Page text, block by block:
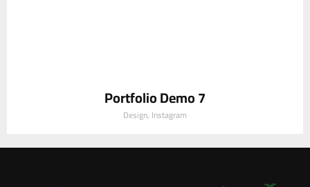
Portfolio Demo 7
Design, Instagram